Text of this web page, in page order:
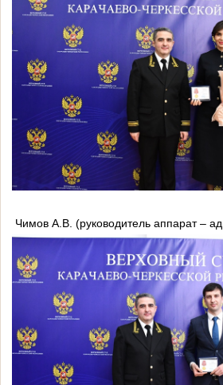
Чимов А.В. (руководитель аппарат –